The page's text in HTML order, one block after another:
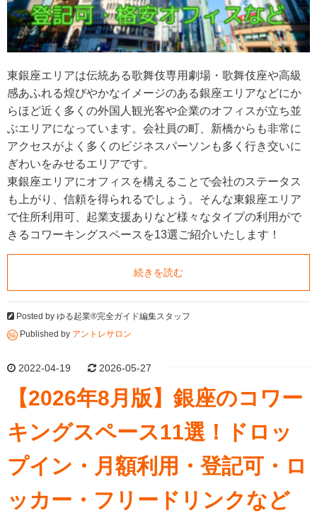
東銀座エリアは伝統ある歌舞伎専用劇場・歌舞伎座や高級
感あふれる煌びやかなイメージのある銀座エリアなどにか
らほど近く多くの外国人観光客や企業のオフィスが立ち並
ぶエリアになっています。会社員の町、新橋からも非常に
アクセスがよく多くのビジネスパーソンも多く行き交いに
ぎわいをみせるエリアです。
東銀座エリアにオフィスを構えることで会社のステータス
も上がり、信頼を得られるでしょう。そんな東銀座エリア
で住所利用可、起業支援ありなど様々なタイプの利用がで
きるコワーキングスペースを13選ご紹介いたします！
続きを読む
Posted by ゆる起業®完全ガイド編集スタッフ
Published by アントレサロン
2022-04-19 2026-05-27
【2026年8月版】銀座のコワー
キングスペース11選！ドロッ
プイン・月額利用・登記可・ロ
ッカー・フリードリンクなど